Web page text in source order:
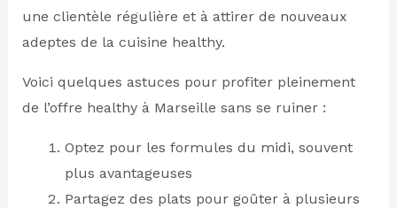
une clientèle régulière et à attirer de nouveaux
adeptes de la cuisine healthy.
Voici quelques astuces pour profiter pleinement
de l’offre healthy à Marseille sans se ruiner :
Optez pour les formules du midi, souvent
plus avantageuses
Partagez des plats pour goûter à plusieurs